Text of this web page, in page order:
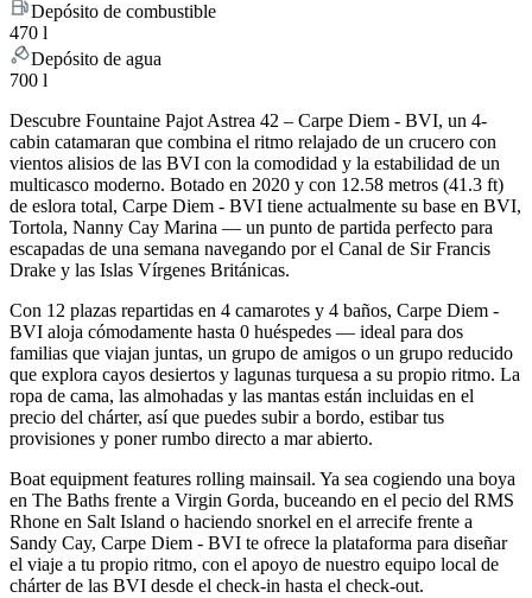
Depósito de combustible
470 l
Depósito de agua
700 l
Descubre Fountaine Pajot Astrea 42 – Carpe Diem - BVI, un 4-
cabin catamaran que combina el ritmo relajado de un crucero con
vientos alisios de las BVI con la comodidad y la estabilidad de un
multicasco moderno. Botado en 2020 y con 12.58 metros (41.3 ft)
de eslora total, Carpe Diem - BVI tiene actualmente su base en BVI,
Tortola, Nanny Cay Marina — un punto de partida perfecto para
escapadas de una semana navegando por el Canal de Sir Francis
Drake y las Islas Vírgenes Británicas.
Con 12 plazas repartidas en 4 camarotes y 4 baños, Carpe Diem -
BVI aloja cómodamente hasta 0 huéspedes — ideal para dos
familias que viajan juntas, un grupo de amigos o un grupo reducido
que explora cayos desiertos y lagunas turquesa a su propio ritmo. La
ropa de cama, las almohadas y las mantas están incluidas en el
precio del chárter, así que puedes subir a bordo, estibar tus
provisiones y poner rumbo directo a mar abierto.
Boat equipment features rolling mainsail. Ya sea cogiendo una boya
en The Baths frente a Virgin Gorda, buceando en el pecio del RMS
Rhone en Salt Island o haciendo snorkel en el arrecife frente a
Sandy Cay, Carpe Diem - BVI te ofrece la plataforma para diseñar
el viaje a tu propio ritmo, con el apoyo de nuestro equipo local de
chárter de las BVI desde el check-in hasta el check-out.